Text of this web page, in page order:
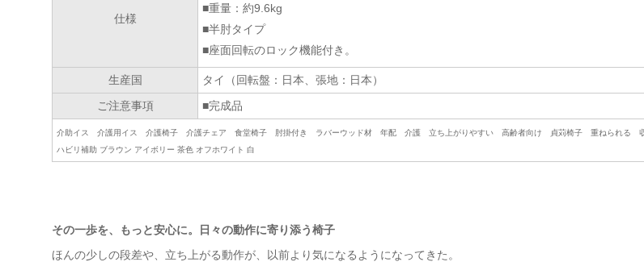
仕様
■重量：約9.6kg
■半肘タイプ
■座面回転のロック機能付き。
生産国
タイ（回転盤：日本、張地：日本）
ご注意事項
■完成品
介助イス 介護用イス 介護椅子 介護チェア 食堂椅子 肘掛付き ラバーウッド材 年配 介護 立ち上がりやすい 高齢者向け 貞苅椅子 重ねられる
ハビリ補助 ブラウン アイボリー 茶色 オフホワイト 白
その一歩を、もっと安心に。日々の動作に寄り添う椅子
ほんの少しの段差や、立ち上がる動作が、以前より気になるようになってきた。